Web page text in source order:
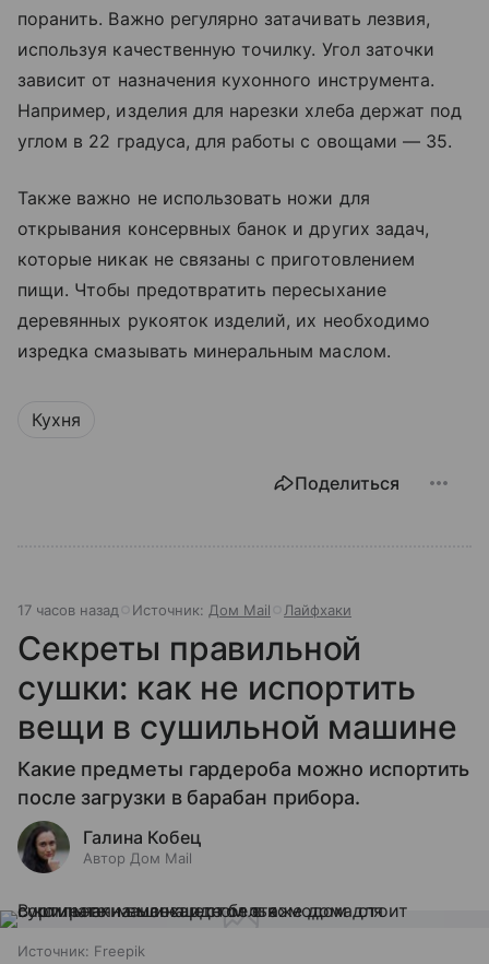
поранить. Важно регулярно затачивать лезвия,
используя качественную точилку. Угол заточки
зависит от назначения кухонного инструмента.
Например, изделия для нарезки хлеба держат под
углом в 22 градуса, для работы с овощами — 35.
Также важно не использовать ножи для
открывания консервных банок и других задач,
которые никак не связаны с приготовлением
пищи. Чтобы предотвратить пересыхание
деревянных рукояток изделий, их необходимо
изредка смазывать минеральным маслом.
Кухня
Поделиться
17 часов назад Источник: Дом Mail Лайфхаки
Секреты правильной
сушки: как не испортить
вещи в сушильной машине
Какие предметы гардероба можно испортить
после загрузки в барабан прибора.
Галина Кобец
Автор Дом Mail
Источник: Freepik